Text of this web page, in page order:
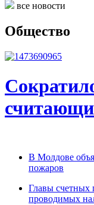
все новости
Общество
В Молдове
пожаров
Главы счетных
проводимых